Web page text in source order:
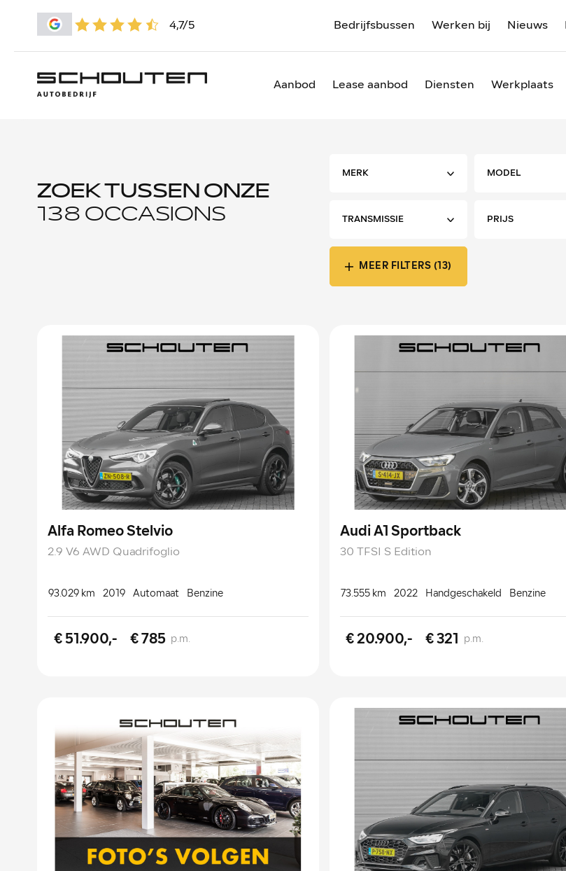
4,7/5 Bedrijfsbussen Werken bij Nieuws
Aanbod Lease aanbod Diensten Werkplaats
ZOEK TUSSEN ONZE
138 OCCASIONS
MEER FILTERS (13)
Alfa Romeo Stelvio
2.9 V6 AWD Quadrifoglio
93.029 km 2019 Automaat Benzine
€ 51.900,- € 785 p.m.
Audi A1 Sportback
30 TFSI S Edition
73.555 km 2022 Handgeschakeld Benzine
€ 20.900,- € 321 p.m.